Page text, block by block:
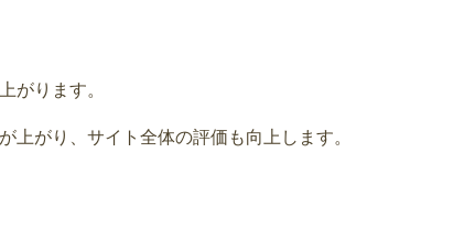
がります。
がり、サイト全体の評価も向上します。